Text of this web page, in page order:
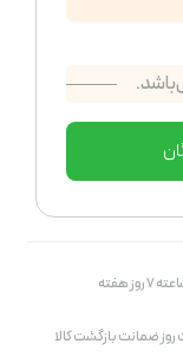
ضمانت بازگشت کالا